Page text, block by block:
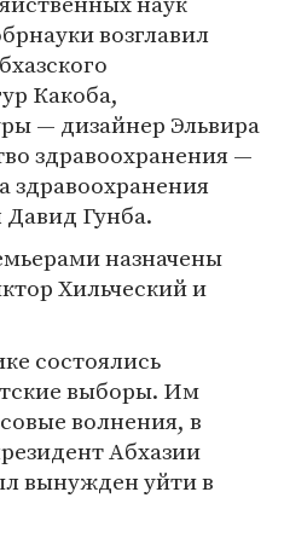
возглавил
Какоба,
— дизайнер Эльвира
здравоохранения —
Давид Гунба.
назначены
Хильческий и
состоялись
выборы. Им
волнения, в
Абхазии
вынужден уйти в